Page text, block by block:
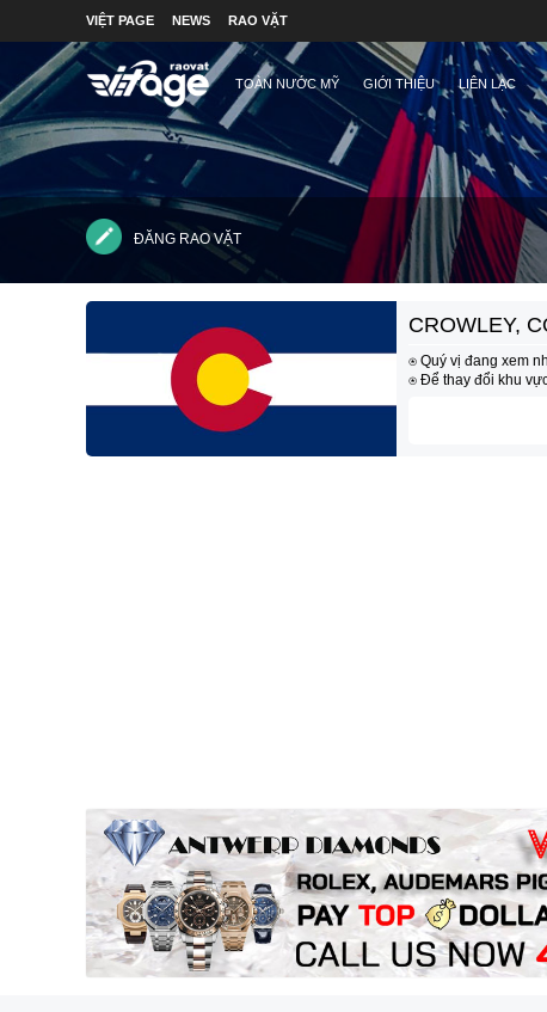
VIỆT PAGE NEWS RAO VẶT
TOÀN NƯỚC MỸ GIỚI THIỆU LIÊN LẠC
ĐĂNG RAO VẶT
CROWLEY,
⍟ Quý vị đang xem
⍟ Để thay đổi khu